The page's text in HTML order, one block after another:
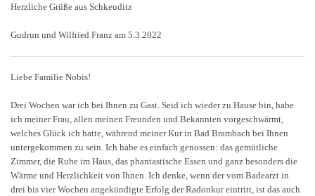
Herzliche Grüße aus Schkeuditz
Gudrun und Wilfried Franz am 5.3.2022
Liebe Familie Nobis!
Drei Wochen war ich bei Ihnen zu Gast. Seid ich wieder zu Hause bin, habe
ich meiner Frau, allen meinen Freunden und Bekannten vorgeschwärmt,
welches Glück ich hatte, während meiner Kur in Bad Brambach bei Ihnen
untergekommen zu sein. Ich habe es einfach genossen: das gemütliche
Zimmer, die Ruhe im Haus, das phantastische Essen und ganz besonders die
Wärme und Herzlichkeit von Ihnen. Ich denke, wenn der vom Badearzt in
drei bis vier Wochen angekündigte Erfolg der Radonkur eintritt, ist das auch